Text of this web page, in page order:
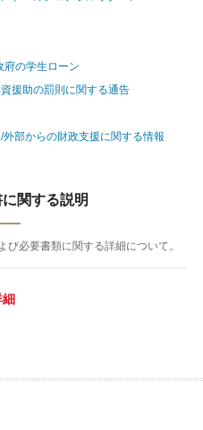
府の学生ローン
援助の罰則に関する通告
部からの財政支援に関する情報
関する説明
必要書類に関する詳細について。